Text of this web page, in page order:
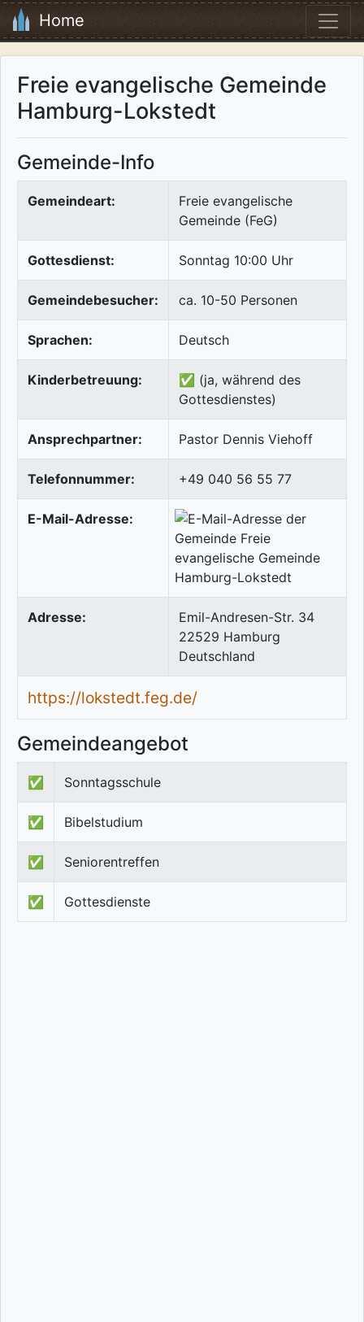
Home
Freie evangelische Gemeinde
Hamburg-Lokstedt
Gemeinde-Info
Gemeindeart:
Freie evangelische
Gemeinde (FeG)
Gottesdienst: Sonntag 10:00 Uhr
Gemeindebesucher: ca. 10-50 Personen
Sprachen: Deutsch
Kinderbetreuung:
✅ (ja, während des
Gottesdienstes)
Ansprechpartner: Pastor Dennis Viehoff
Telefonnummer: +49 040 56 55 77
E-Mail-Adresse:
Adresse:
Emil-Andresen-Str. 34
22529 Hamburg
Deutschland
https://lokstedt.feg.de/
Gemeindeangebot
✅ Sonntagsschule
✅ Bibelstudium
✅ Seniorentreffen
✅ Gottesdienste